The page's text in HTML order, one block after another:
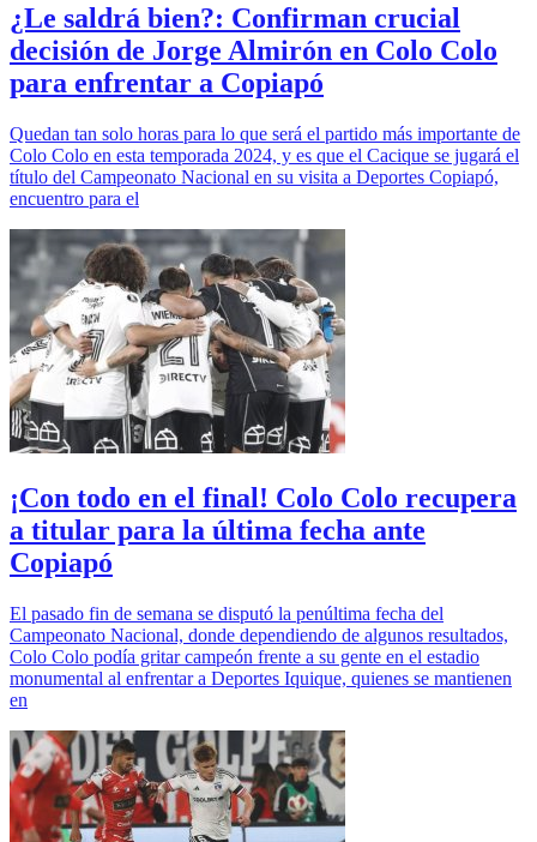
¿Le saldrá bien?: Confirman crucial
decisión de Jorge Almirón en Colo Colo
para enfrentar a Copiapó
Quedan tan solo horas para lo que será el partido más importante de
Colo Colo en esta temporada 2024, y es que el Cacique se jugará el
título del Campeonato Nacional en su visita a Deportes Copiapó,
encuentro para el
¡Con todo en el final! Colo Colo recupera
a titular para la última fecha ante
Copiapó
El pasado fin de semana se disputó la penúltima fecha del
Campeonato Nacional, donde dependiendo de algunos resultados,
Colo Colo podía gritar campeón frente a su gente en el estadio
monumental al enfrentar a Deportes Iquique, quienes se mantienen
en